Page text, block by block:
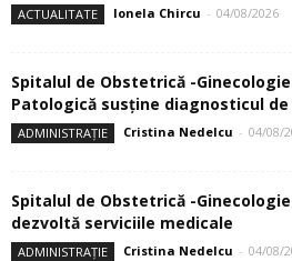
ACTUALITATE Ionela Chircu - 04/08/2026
Spitalul de Obstetrică -
Patologică susţine diagnosticul
ADMINISTRAȚIE Cristina Nedelcu - 04/08/
Spitalul de Obstetrică -
dezvoltă serviciile medicale
ADMINISTRAȚIE Cristina Nedelcu - 04/08/